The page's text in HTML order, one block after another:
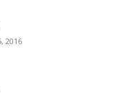
2016